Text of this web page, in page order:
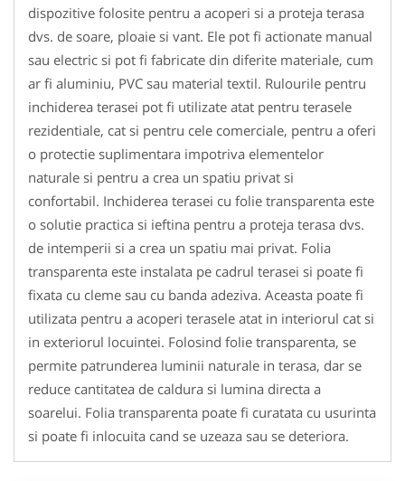
dispozitive folosite pentru a acoperi si a proteja terasa
dvs. de soare, ploaie si vant. Ele pot fi actionate manual
sau electric si pot fi fabricate din diferite materiale, cum
ar fi aluminiu, PVC sau material textil. Rulourile pentru
inchiderea terasei pot fi utilizate atat pentru terasele
rezidentiale, cat si pentru cele comerciale, pentru a oferi
o protectie suplimentara impotriva elementelor
naturale si pentru a crea un spatiu privat si
confortabil. Inchiderea terasei cu folie transparenta este
o solutie practica si ieftina pentru a proteja terasa dvs.
de intemperii si a crea un spatiu mai privat. Folia
transparenta este instalata pe cadrul terasei si poate fi
fixata cu cleme sau cu banda adeziva. Aceasta poate fi
utilizata pentru a acoperi terasele atat in interiorul cat si
in exteriorul locuintei. Folosind folie transparenta, se
permite patrunderea luminii naturale in terasa, dar se
reduce cantitatea de caldura si lumina directa a
soarelui. Folia transparenta poate fi curatata cu usurinta
si poate fi inlocuita cand se uzeaza sau se deteriora.